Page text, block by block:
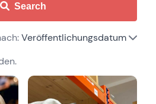
Search
Veröffentlichungsdatum